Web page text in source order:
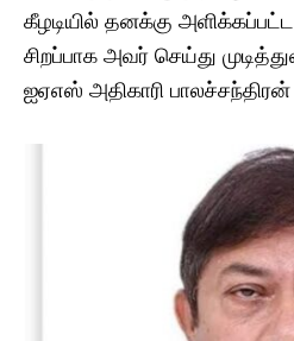
கீழடியில் தனக்கு
சிறப்பாக அவர் செய்து
ஐஏஎஸ் அதிகாரி பாலச்சந்திரன்